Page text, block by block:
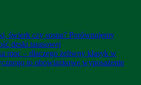
świerk czy sosna? Porównujemy
deski tarasowej
moc – dlaczego żeliwny klasyk w
to obowiązkowe wyposażenie